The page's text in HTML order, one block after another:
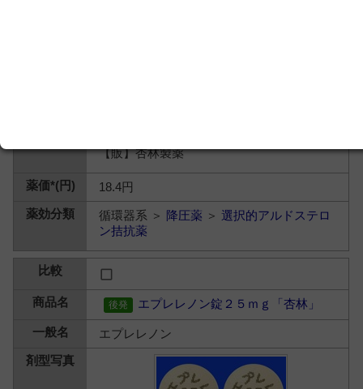
【販】杏林製薬
18.4円
循環器系 ＞ 降圧薬 ＞選択的アルドステロ
ン拮抗薬
エプレレノン錠２５ｍｇ「杏林」
エプレレノン